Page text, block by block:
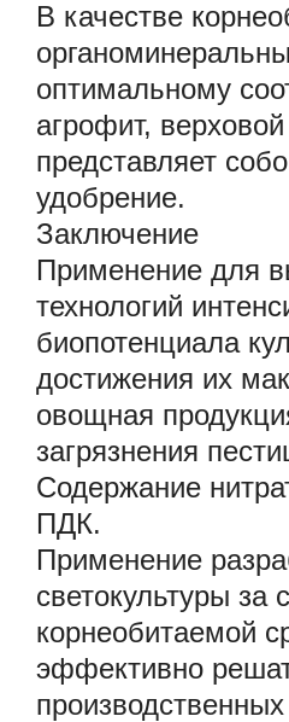
В качестве
оптимальному
агрофит,
представляет
удобрение.
Заключение
Применение для
технологий
биопотенциала
достижения их
овощная
загрязнения
Содержание
ПДК.
Применение
светокультуры за
корнеобитаемой
эффективно